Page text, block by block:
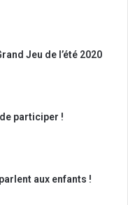
Jeu de l’été 2020
participer !
aux enfants !